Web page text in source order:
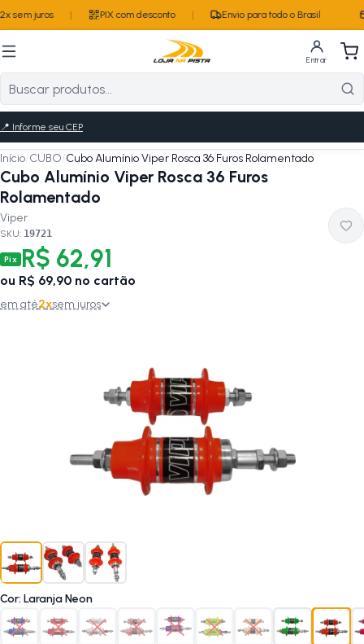
sem juros PIX com desconto Envio para todo o Brasil
Entrar
📍 Informe seu CEP
Início/CUBO/Cubo Alumínio Viper Rosca 36 Furos Rolamentado
Cubo Alumínio Viper Rosca 36 Furos
Rolamentado
Viper
SKU: 19721
Pix R$ 62,91
ou R$ 69,90 no cartão
em até2xsem juros
Cor: Laranja Neon